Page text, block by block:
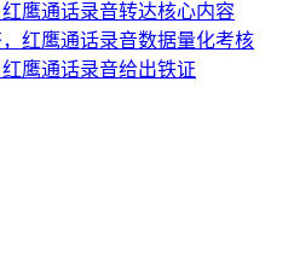
鹰通话录音转达核心内容
红鹰通话录音数据量化考核
鹰通话录音给出铁证